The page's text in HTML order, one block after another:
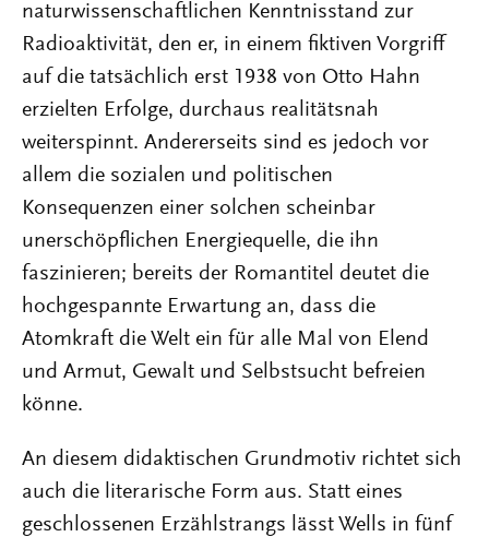
naturwissenschaftlichen Kenntnisstand zur
Radioaktivität, den er, in einem fiktiven Vorgriff
auf die tatsächlich erst 1938 von Otto Hahn
erzielten Erfolge, durchaus realitätsnah
weiterspinnt. Andererseits sind es jedoch vor
allem die sozialen und politischen
Konsequenzen einer solchen scheinbar
unerschöpflichen Energiequelle, die ihn
faszinieren; bereits der Romantitel deutet die
hochgespannte Erwartung an, dass die
Atomkraft die Welt ein für alle Mal von Elend
und Armut, Gewalt und Selbstsucht befreien
könne.
An diesem didaktischen Grundmotiv richtet sich
auch die literarische Form aus. Statt eines
geschlossenen Erzählstrangs lässt Wells in fünf